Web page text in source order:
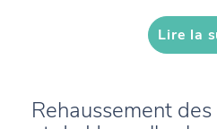
Lire la
Rehaussement